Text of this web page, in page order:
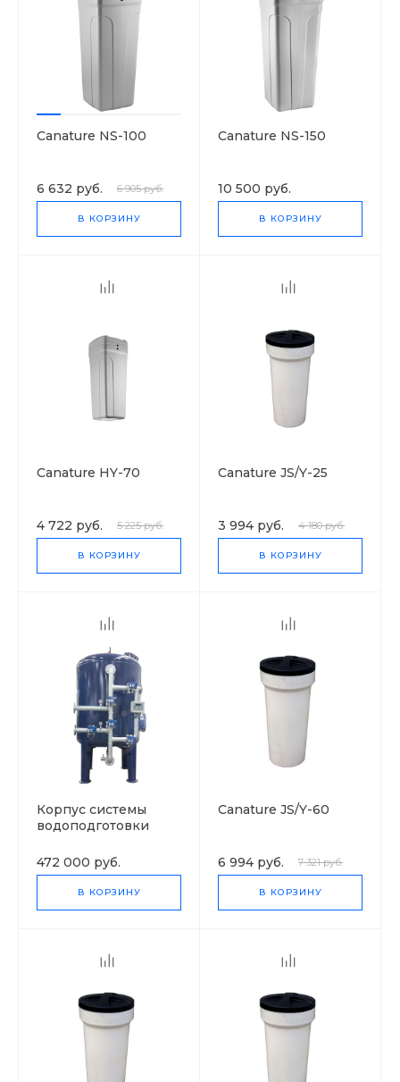
Canature NS-100
6 632 руб. 6 905 руб.
В КОРЗИНУ
Canature NS-150
10 500 руб.
В КОРЗИНУ
Canature HY-70
4 722 руб. 5 225 руб.
В КОРЗИНУ
Canature JS/Y-25
3 994 руб. 4 180 руб.
В КОРЗИНУ
Корпус системы
водоподготовки
472 000 руб.
В КОРЗИНУ
Canature JS/Y-60
6 994 руб. 7 321 руб.
В КОРЗИНУ